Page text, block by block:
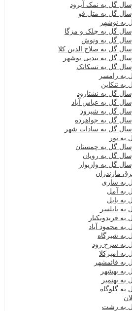
گل به نمک آبرود
گل به متل قو
به نوشهر
گل به چلک و مزگا
گل به ونوش
گل به صلاح الدین کلا
گل به بندپی نوشهر
گل به تسکاتک
به رامسر
به تنکابن
گل به نشتارود
گل به عباس آباد
گل به شیرود
گل به جواهرده
گل به سادات شهر
به نور
گل به چمستان
گل به رویان
گل به وازیوار
مازندران
به ساری
به آمل
به بابل
به بابلسر
به فریدونکنار
به محمود آباد
به شیرگاه
به سرخ رود
به امیرکلا
به قائمشهر
به بهشهر
به بهنمیر
به گلوگاه
به رشت